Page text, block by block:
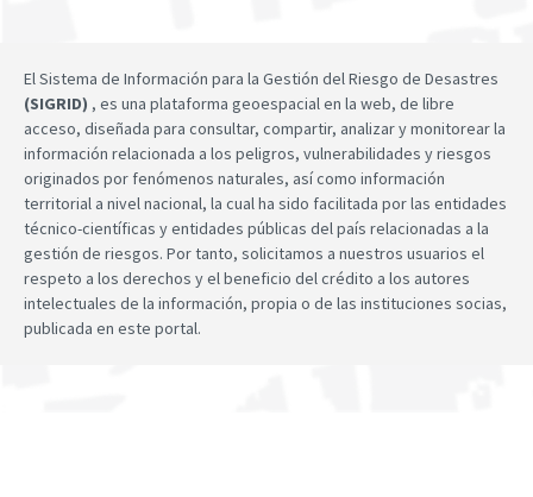
El Sistema de Información para la Gestión del Riesgo de Desastres
(SIGRID) , es una plataforma geoespacial en la web, de libre
acceso, diseñada para consultar, compartir, analizar y monitorear la
información relacionada a los peligros, vulnerabilidades y riesgos
originados por fenómenos naturales, así como información
territorial a nivel nacional, la cual ha sido facilitada por las entidades
técnico-científicas y entidades públicas del país relacionadas a la
gestión de riesgos. Por tanto, solicitamos a nuestros usuarios el
respeto a los derechos y el beneficio del crédito a los autores
intelectuales de la información, propia o de las instituciones socias,
publicada en este portal.